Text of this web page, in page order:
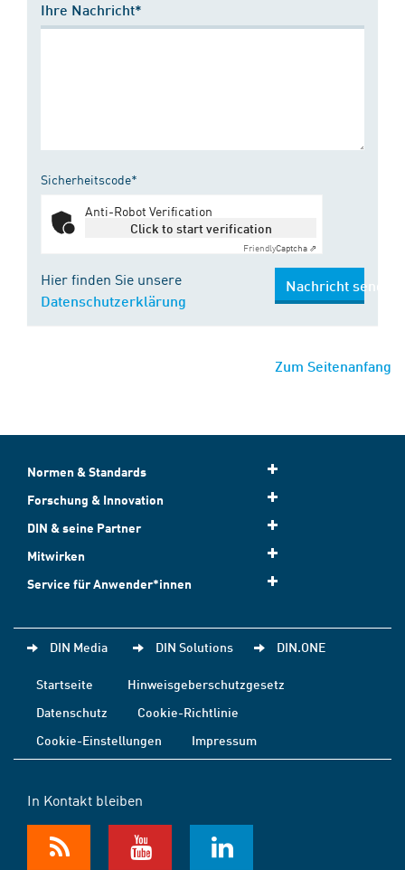
Ihre Nachricht*
Sicherheitscode*
Anti-Robot Verification
Click to start verification
FriendlyCaptcha ⇗
Hier finden Sie unsere
Datenschutzerklärung
Nachricht senden
Zum Seitenanfang
Normen & Standards
Forschung & Innovation
DIN & seine Partner
Mitwirken
Service für Anwender*innen
DIN Media DIN Solutions DIN.ONE
Startseite
Hinweisgeberschutzgesetz
Datenschutz
Cookie-Richtlinie
Cookie-Einstellungen
Impressum
In Kontakt bleiben